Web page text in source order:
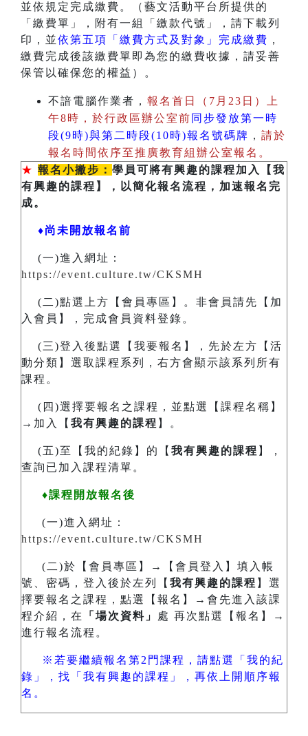
並依規定完成繳費。（藝文活動平台所提供的
「繳費單」，附有一組「繳款代號」，請下載列
印，並依第五項「繳費方式及對象」完成繳費 ，
繳費完成後該繳費單即為您的繳費收據，請妥善
保管以確保您的權益）。
不諳電腦作業者， 報名首日（7月23日）上
午8時，於行政區辦公室前 同步發放第一時
段(9時)與第二時段(10時)報名號碼牌 ， 請於
報名時間依序至推廣教育組辦公室報名。
★ 報名小撇步： 學員可將有興趣的課程加入【我
有興趣的課程】，以簡化報名流程，加速報名完
成。
♦尚未開放報名前
(一)進入網址：
https://event.culture.tw/CKSMH
(二)點選上方【會員專區】。非會員請先【加
入會員】，完成會員資料登錄。
(三)登入後點選【我要報名】，先於左方【活
動分類】選取課程系列，右方會顯示該系列所有
課程。
(四)選擇要報名之課程，並點選【課程名稱】
→加入【 我有興趣的課程 】。
(五)至【我的紀錄】的【 我有興趣的課程 】，
查詢已加入課程清單。
♦課程開放報名後
(一)進入網址：
https://event.culture.tw/CKSMH
(二)於【會員專區】→【會員登入】填入帳
號、密碼，登入後於左列【 我有興趣的課程 】選
擇要報名之課程，點選【報名】→會先進入該課
程介紹，在
「場次資料」
處 再次點選【報名】→
進行報名流程。
※若要繼續報名第2門課程，請點選「我的紀
錄」，找「我有興趣的課程」，再依上開順序報
名。